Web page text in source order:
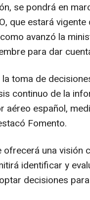
se pondrá en
que estará
avanzó la
para dar
la toma de
continuo de la
aéreo español,
Fomento.
ofrecerá una
identificar y
decisiones